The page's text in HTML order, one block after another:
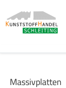
Massivplatten